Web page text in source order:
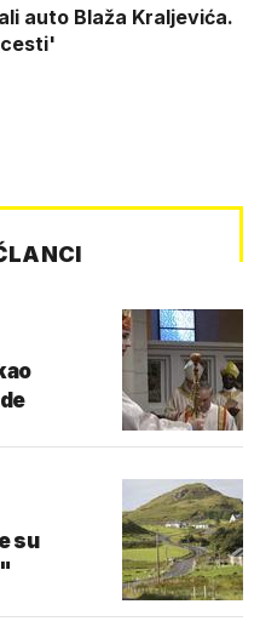
auto Blaža Kraljevića.
cesti'
su